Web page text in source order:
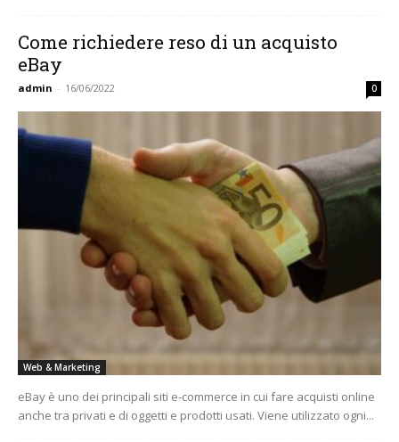
Come richiedere reso di un acquisto
eBay
admin - 16/06/2022 0
Web & Marketing
eBay è uno dei principali siti e-commerce in cui fare acquisti online
anche tra privati e di oggetti e prodotti usati. Viene utilizzato ogni...